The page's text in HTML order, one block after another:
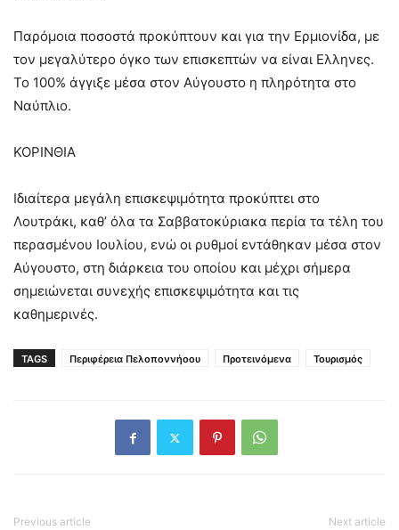
Παρόμοια ποσοστά προκύπτουν και για την Ερμιονίδα, με
τον μεγαλύτερο όγκο των επισκεπτών να είναι Ελληνες.
Το 100% άγγιξε μέσα στον Αύγουστο η πληρότητα στο
Ναύπλιο.
ΚΟΡΙΝΘΙΑ
Ιδιαίτερα μεγάλη επισκεψιμότητα προκύπτει στο
Λουτράκι, καθ’ όλα τα Σαββατοκύριακα περία τα τέλη του
περασμένου Ιουλίου, ενώ οι ρυθμοί εντάθηκαν μέσα στον
Αύγουστο, στη διάρκεια του οποίου και μέχρι σήμερα
σημειώνεται συνεχής επισκεψιμότητα και τις
καθημερινές.
TAGS Περιφέρεια Πελοποννήοου Προτεινόμενα Τουρισμός
Previous article Next article